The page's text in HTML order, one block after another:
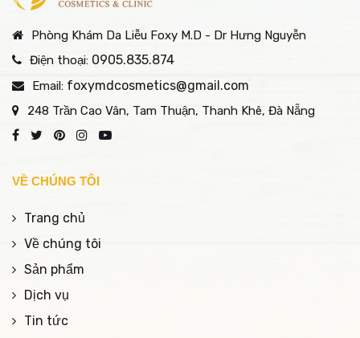
Phòng Khám Da Liễu Foxy M.D - Dr Hưng Nguyễn
Điện thoại: 0905.835.874
Email: foxymdcosmetics@gmail.com
248 Trần Cao Vân, Tam Thuận, Thanh Khê, Đà Nẵng
VỀ CHÚNG TÔI
Trang chủ
Về chúng tôi
Sản phẩm
Dịch vụ
Tin tức